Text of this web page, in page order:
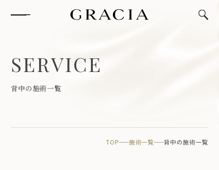
SERVICE
背中の施術一覧
TOP 施術一覧 背中の施術一覧